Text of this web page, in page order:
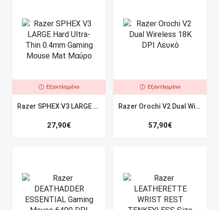
Εξαντλημένο
Razer SPHEX V3 LARGE Hard Ultra-Thin 0.4mm Gaming Mouse Mat Μαύρο
27,90€
Εξαντλημένο
Razer Orochi V2 Dual Wireless 18K DPI Λευκό
57,90€